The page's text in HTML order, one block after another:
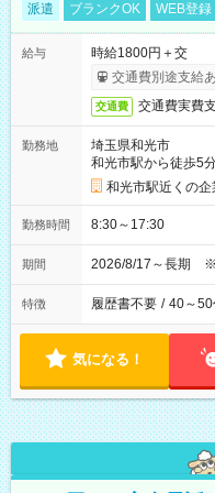
派遣 ブランクOK WEB登
給与
時給1800円＋交
交通費別途支給
交通費 交通費実費
勤務地
埼玉県和光市
和光市駅から徒歩5
和光市駅近くの企
勤務時間 8:30～17:30
期間 2026/8/17～長期
特徴 履歴書不要 / 40～50
気になる！